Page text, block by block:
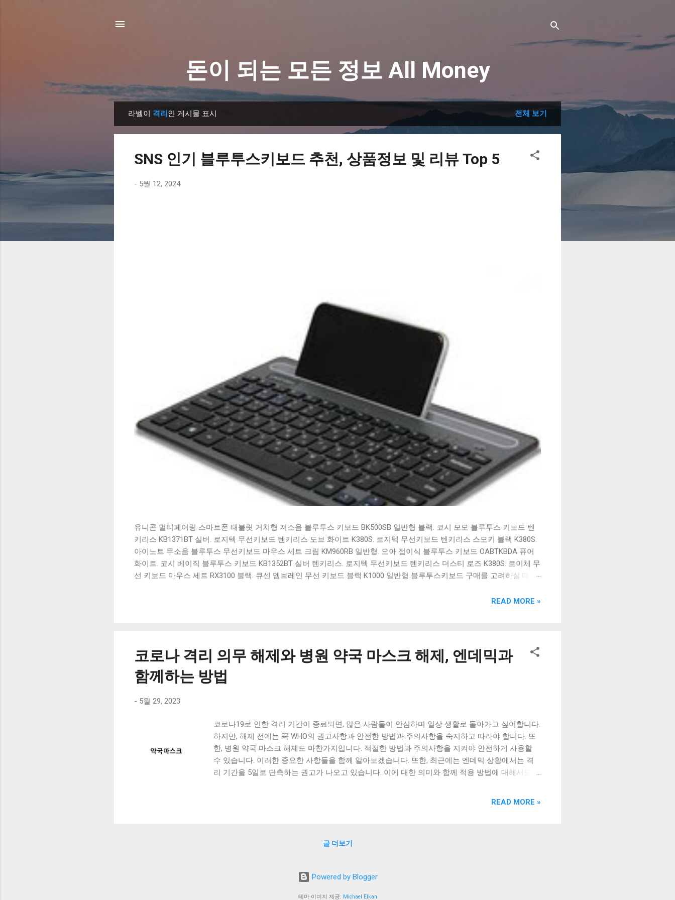
돈이 되는 모든 정보 All Money
라벨이 격리인 게시물 표시 전체 보기
SNS 인기 블루투스키보드 추천, 상품정보 및 리뷰 Top 5
- 5월 12, 2024
유니콘 멀티페어링 스마트폰 태블릿 거치형 저소음 블루투스 키보드 BK500SB 일반형 블랙. 코시 모모 블루투스 키보드 텐
키리스 KB1371BT 실버. 로지텍 무선키보드 텐키리스 도브 화이트 K380S. 로지텍 무선키보드 텐키리스 스모키 블랙 K380S.
아이노트 무소음 블루투스 무선키보드 마우스 세트 크림 KM960RB 일반형. 오아 접이식 블루투스 키보드 OABTKBDA 퓨어
화이트. 코시 베이직 블루투스 키보드 KB1352BT 실버 텐키리스. 로지텍 무선키보드 텐키리스 더스티 로즈 K380S. 로이체 무
선 키보드 마우스 세트 RX3100 블랙. 큐센 멤브레인 무선 키보드 블랙 K1000 일반형 블루투스키보드 구매를 고려하실 때, 추
상품 하나를 사더라도 종류도 많고, 가격도 다양해서 결정이 많이 어려우시죠? 특히 블루투스키보드 같은 상품을 고를 때는
READ MORE »
코로나 격리 의무 해제와 병원 약국 마스크 해제, 엔데믹과
함께하는 방법
- 5월 29, 2023
코로나19로 인한 격리 기간이 종료되면, 많은 사람들이 안심하며 일상 생활로 돌아가고 싶어합니다.
하지만, 해제 전에는 꼭 WHO의 권고사항과 안전한 방법과 주의사항을 숙지하고 따라야 합니다. 또
한, 병원 약국 마스크 해제도 마찬가지입니다. 적절한 방법과 주의사항을 지켜야 안전하게 사용할
수 있습니다. 이러한 중요한 사항들을 함께 알아보겠습니다. 또한, 최근에는 엔데믹 상황에서는 격
리 기간을 5일로 단축하는 권고가 나오고 있습니다. 이에 대한 의미와 함께 적용 방법에 대해서도 알
결하고자 하고 있습니다. 우선, 격리 의무 해제 전에는 환자의 증상이 완전히 호전되어야 합니다. 또
해야 합니다. 이 기간은 각 국가에서 다르지만, 일반적으로 14일 정도입니다. 이 기간 동안 다른 사람
들과의 접촉을 최소화하고, 증상이 발생하면 즉시 병원을 찾아야 합니다. 또한, WHO는 격리 의무 해
READ MORE »
글 더보기
Powered by Blogger
테마 이미지 제공: Michael Elkan